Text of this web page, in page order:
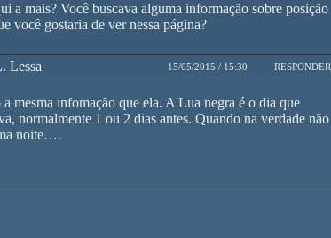
a mais? Você buscava alguma informação sobre posição
você gostaria de ver nessa página?
Lessa 15/05/2015 / 15:30 RESPONDER
mesma infomação que ela. A Lua negra é o dia que
normalmente 1 ou 2 dias antes. Quando na verdade não
noite….